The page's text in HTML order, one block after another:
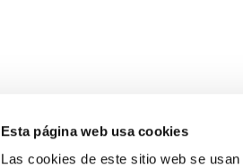
Esta página web usa cookies
Las cookies de este sitio web se